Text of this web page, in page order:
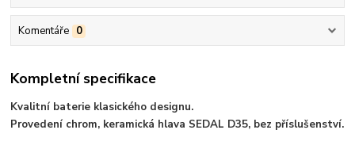
Komentáře 0
Kompletní specifikace
Kvalitní baterie klasického designu.
Provedení chrom, keramická hlava SEDAL D35, bez příslušenství.